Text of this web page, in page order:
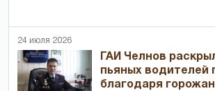
24 июля 2026
ГАИ Челнов
пьяных водителей
благодаря